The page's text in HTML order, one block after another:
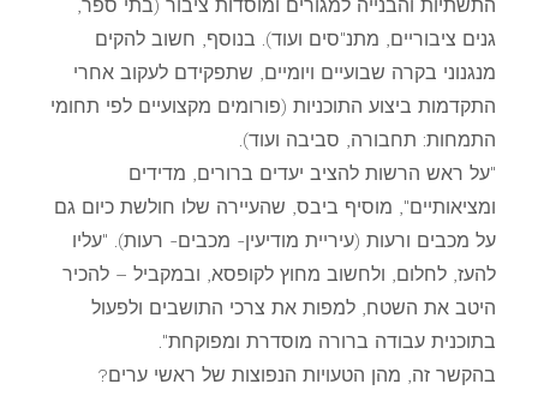
התשתיות והבנייה למגורים ומוסדות ציבור (בתי ספר,
גנים ציבוריים, מתנ"סים ועוד). בנוסף, חשוב להקים
מנגנוני בקרה שבועיים ויומיים, שתפקידם לעקוב אחרי
התקדמות ביצוע התוכניות (פורומים מקצועיים לפי תחומי
התמחות: תחבורה, סביבה ועוד).
"על ראש הרשות להציב יעדים ברורים, מדידים
ומציאותיים", מוסיף ביבס, שהעיירה שלו חולשת כיום גם
על מכבים ורעות (עיריית מודיעין- מכבים- רעות). "עליו
להעז, לחלום, ולחשוב מחוץ לקופסא, ובמקביל – להכיר
היטב את השטח, למפות את צרכי התושבים ולפעול
בתוכנית עבודה ברורה מוסדרת ומפוקחת".
בהקשר זה, מהן הטעויות הנפוצות של ראשי ערים?